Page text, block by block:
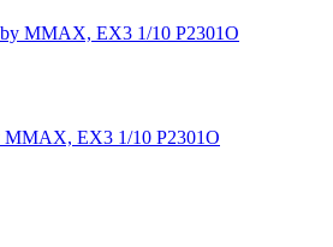
MMAX, EX3 1/10 P2301О